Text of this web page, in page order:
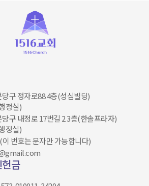
당구 정자로88 4층(성심빌딩)
정실)
구 내정로 17번길 2 3층(한솔프라자)
정실)
번호는 문자만 가능합니다)
금